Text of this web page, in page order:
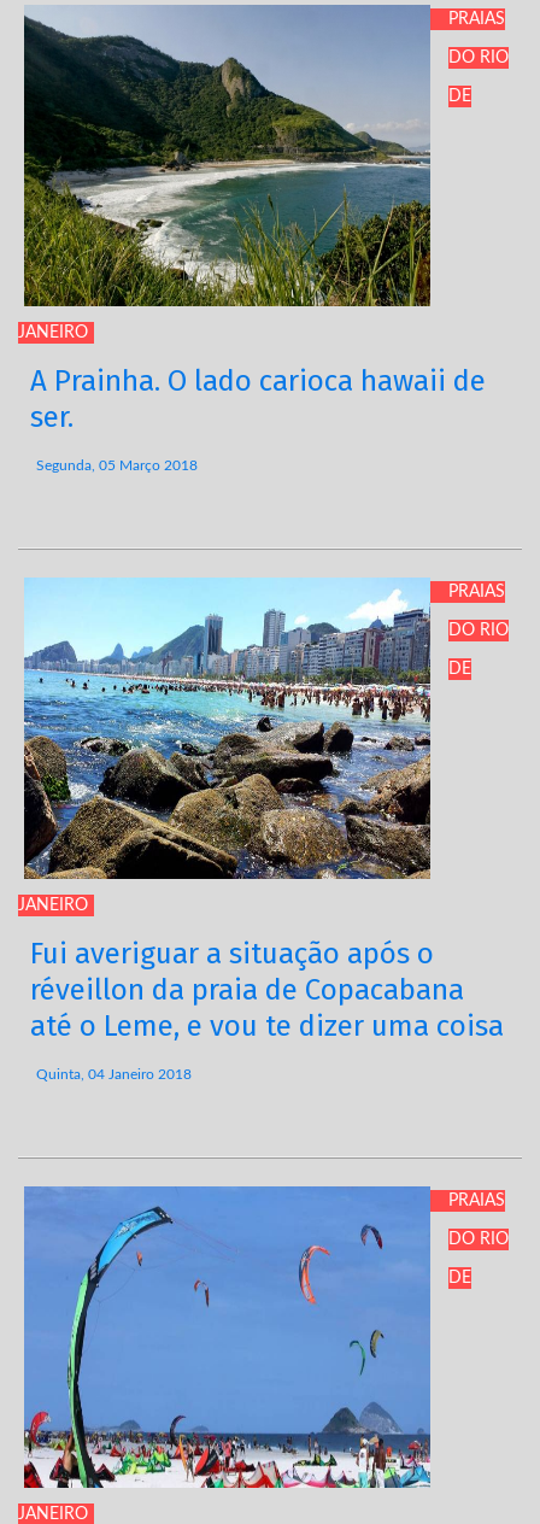
PRAIAS
DO RIO
DE
JANEIRO
A Prainha. O lado carioca hawaii de
ser.
Segunda, 05 Março 2018
PRAIAS
DO RIO
DE
JANEIRO
Fui averiguar a situação após o
réveillon da praia de Copacabana
até o Leme, e vou te dizer uma coisa
Quinta, 04 Janeiro 2018
PRAIAS
DO RIO
DE
JANEIRO